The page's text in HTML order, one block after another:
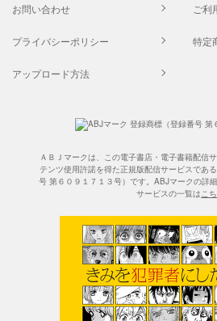
お問い合わせ ご利
プライバシーポリシー 特定
アップロード方法
ＡＢＪマークは、この電子書店・電子書籍配信
テンツ使用許諾を得た正規版配信サービスであ
号 第６０９１７１３号）です。ABJマークの詳
サービスの一覧はこ